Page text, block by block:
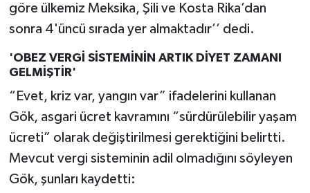
göre ülkemiz Meksika, Şili ve Kosta Rika’dan
sonra 4'üncü sırada yer almaktadır’’ dedi.
'OBEZ VERGİ SİSTEMİNİN ARTIK DİYET ZAMANI
GELMİŞTİR'
“Evet, kriz var, yangın var” ifadelerini kullanan
Gök, asgari ücret kavramını “sürdürülebilir yaşam
ücreti” olarak değiştirilmesi gerektiğini belirtti.
Mevcut vergi sisteminin adil olmadığını söyleyen
Gök, şunları kaydetti: